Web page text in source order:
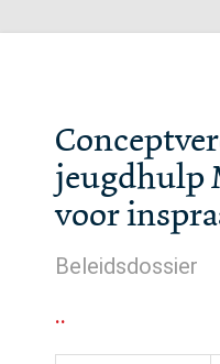
jeugdhulp
voor
Beleidsdossier
..